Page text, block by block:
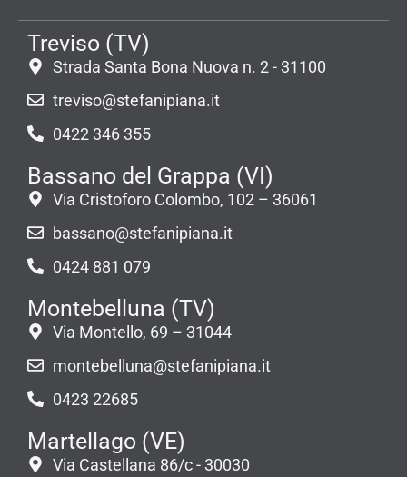
Treviso (TV)
Strada Santa Bona Nuova n. 2 - 31100
treviso@stefanipiana.it
0422 346 355
Bassano del Grappa (VI)
Via Cristoforo Colombo, 102 – 36061
bassano@stefanipiana.it
0424 881 079
Montebelluna (TV)
Via Montello, 69 – 31044
montebelluna@stefanipiana.it
0423 22685
Martellago (VE)
Via Castellana 86/c - 30030